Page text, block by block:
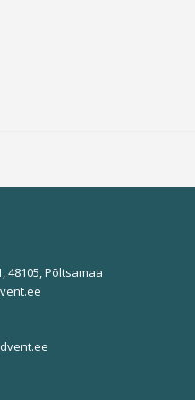
48105, Põltsamaa